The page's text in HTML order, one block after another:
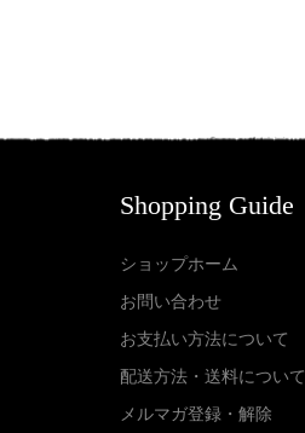
Shopping Guide
ショップホーム
お問い合わせ
お支払い方法について
配送方法・送料について
メルマガ登録・解除